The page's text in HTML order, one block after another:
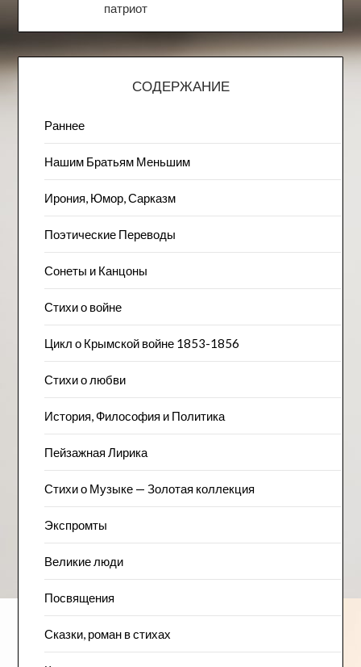
патриот
СОДЕРЖАНИЕ
Раннее
Нашим Братьям Меньшим
Ирония, Юмор, Сарказм
Поэтические Переводы
Сонеты и Канцоны
Стихи о войне
Цикл о Крымской войне 1853-1856
Стихи о любви
История, Философия и Политика
Пейзажна​я Лирика
Стихи о Музыке — Золотая коллекция
Экспромты
Великие люди
Посвящения
Сказки, роман в стихах